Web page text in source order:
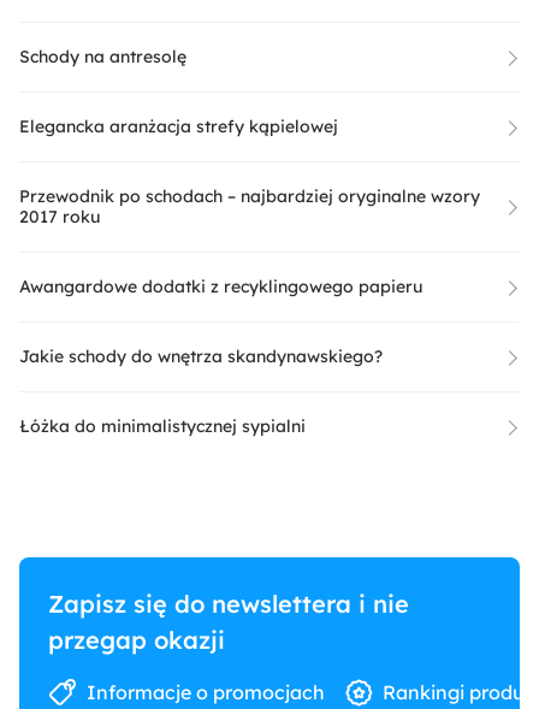
Schody na antresolę
Elegancka aranżacja strefy kąpielowej
Przewodnik po schodach – najbardziej oryginalne wzory
2017 roku
Awangardowe dodatki z recyklingowego papieru
Jakie schody do wnętrza skandynawskiego?
Łóżka do minimalistycznej sypialni
Zapisz się do newslettera i nie
przegap okazji
Informacje o promocjach Rankingi